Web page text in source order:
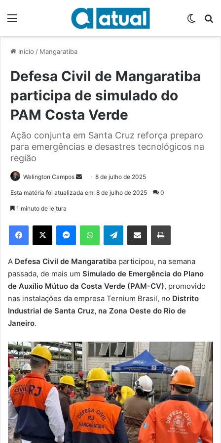
Início / Mangaratiba
Defesa Civil de Mangaratiba
participa de simulado do
PAM Costa Verde
Ação conjunta em Santa Cruz reforça preparo
para emergências e desastres tecnológicos na
região
Welington Campos
e
m
e
-
m
a
i
8 de julho de 2025
Esta matéria foi atualizada em: 8 de julho de 2025 0
1 minuto de leitura
Telegram
A Defesa Civil de Mangaratiba participou, na semana
passada, de mais um Simulado de Emergência do Plano
de Auxílio Mútuo da Costa Verde (PAM-CV), promovido
nas instalações da empresa Ternium Brasil, no Distrito
Industrial de Santa Cruz, na Zona Oeste do Rio de
Janeiro.